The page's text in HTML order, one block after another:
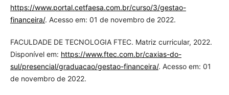
https://www.portal.cetfaesa.com.br/curso/3/gestao-
financeira/. Acesso em: 01 de novembro de 2022.
FACULDADE DE TECNOLOGIA FTEC. Matriz curricular, 2022.
Disponível em: https://www.ftec.com.br/caxias-do-
sul/presencial/graduacao/gestao-financeira/. Acesso em: 01
de novembro de 2022.